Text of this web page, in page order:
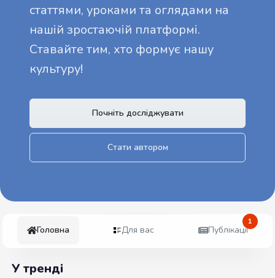
статтями, уроками та оглядами на
нашій зростаючій платформі.
Ставайте тим, хто формує нашу
культуру!
Почніть досліджувати
Стати автором
Головна Для вас Публікації
1
У тренді